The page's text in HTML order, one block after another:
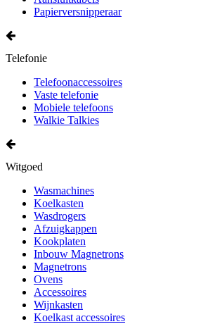
Papierversnipperaar
Telefonie
Telefoonaccessoires
Vaste telefonie
Mobiele telefoons
Walkie Talkies
Witgoed
Wasmachines
Koelkasten
Wasdrogers
Afzuigkappen
Kookplaten
Inbouw Magnetrons
Magnetrons
Ovens
Accessoires
Wijnkasten
Koelkast accessoires